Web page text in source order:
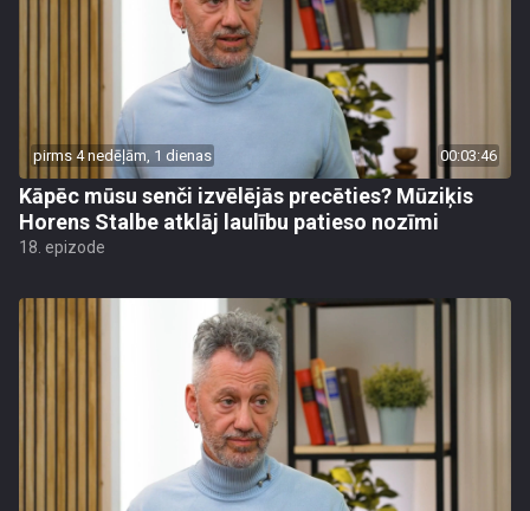
pirms 4 nedēļām, 1 dienas 00:03:46
Kāpēc mūsu senči izvēlējās precēties? Mūziķis
Horens Stalbe atklāj laulību patieso nozīmi
18. epizode